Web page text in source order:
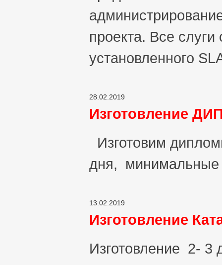
проекта. Все
установленного
28.02.2019
Изготовление
Изготовим
дня, минимальные
13.02.2019
Изготовление
Изготовление 2- 3